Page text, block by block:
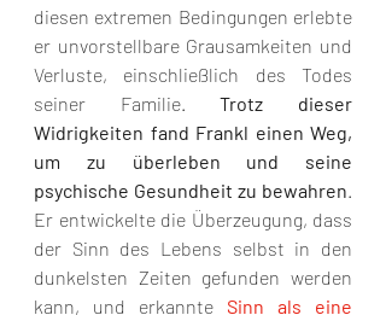
diesen extremen Bedingungen erlebte
er unvorstellbare Grausamkeiten und
Verluste, einschließlich des Todes
seiner Familie. Trotz dieser
Widrigkeiten fand Frankl einen Weg,
um zu überleben und seine
psychische Gesundheit zu bewahren.
Er entwickelte die Überzeugung, dass
der Sinn des Lebens selbst in den
dunkelsten Zeiten gefunden werden
kann, und erkannte Sinn als eine